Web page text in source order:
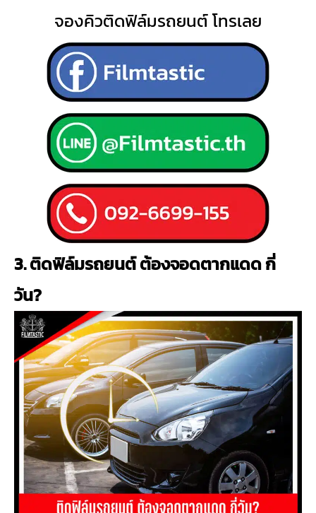
จองคิวติดฟิล์มรถยนต์ โทรเลย
3. ติดฟิล์มรถยนต์ ต้องจอดตากแดด กี่
วัน?